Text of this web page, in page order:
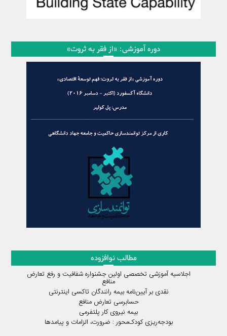
دوره آموزشی: «از فقر به ثروت»
مطالب نوافزوده
اجلاسیه آموزشی تخصصی اولین جشنواره شفافیت و رفع تعارض
منافع
نقدی بر آیین‌نامه بیمه رانندگان تاکسی اینترنتی
حسابرسی تعارض منافع
بیمه نیروی کار پلتفرمی
بودجه‌ریزی کودک‌محور : ضرورت، الزامات و پیامدها